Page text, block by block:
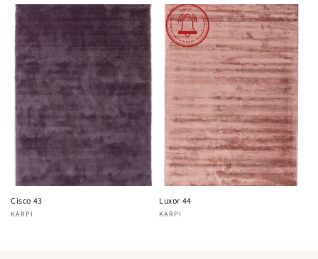
Cisco 43
Fournisseur :
KARPI
Luxor 44
Fournisseur :
KARPI